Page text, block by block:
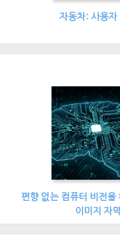
자동차: 사용자
편향 없는 컴퓨터 비전을
이미지 자